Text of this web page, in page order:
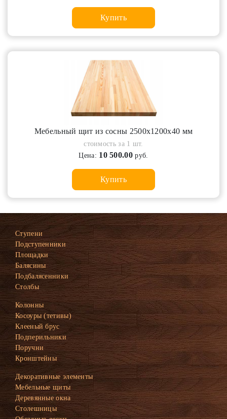
Купить
Мебельный щит из сосны 2500х1200х40 мм
стоимость за 1 шт.
Цена: 10 500.00 руб.
Купить
Ступени
Подступенники
Площадки
Балясины
Подбалясенники
Столбы
Колонны
Косоуры (тетивы)
Клееный брус
Подперильники
Поручни
Кронштейны
Декоративные элементы
Мебельные щиты
Деревянные окна
Столешницы